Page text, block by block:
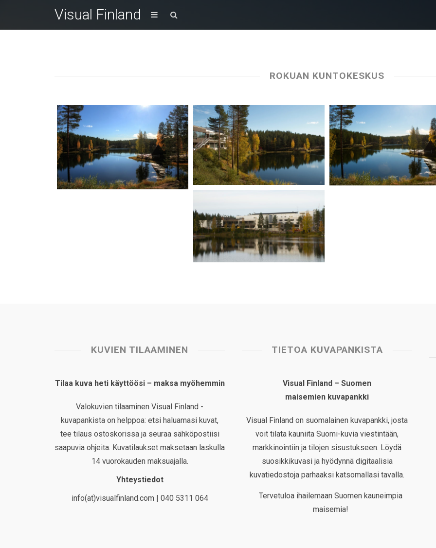
Visual Finland
ROKUAN KUNTOKESKUS
KUVIEN TILAAMINEN
Tilaa kuva heti käyttöösi – maksa myöhemmin
Valokuvien tilaaminen Visual Finland -
kuvapankista on helppoa: etsi haluamasi kuvat,
tee tilaus ostoskorissa ja seuraa sähköpostiisi
saapuvia ohjeita. Kuvatilaukset maksetaan laskulla
14 vuorokauden maksuajalla.
Yhteystiedot
info(at)visualfinland.com | 040 5311 064
TIETOA KUVAPANKISTA
Visual Finland – Suomen
maisemien kuvapankki
Visual Finland on suomalainen kuvapankki, josta
voit tilata kauniita Suomi-kuvia viestintään,
markkinointiin ja tilojen sisustukseen. Löydä
suosikkikuvasi ja hyödynnä digitaalisia
kuvatiedostoja parhaaksi katsomallasi tavalla.
Tervetuloa ihailemaan Suomen kauneimpia
maisemia!